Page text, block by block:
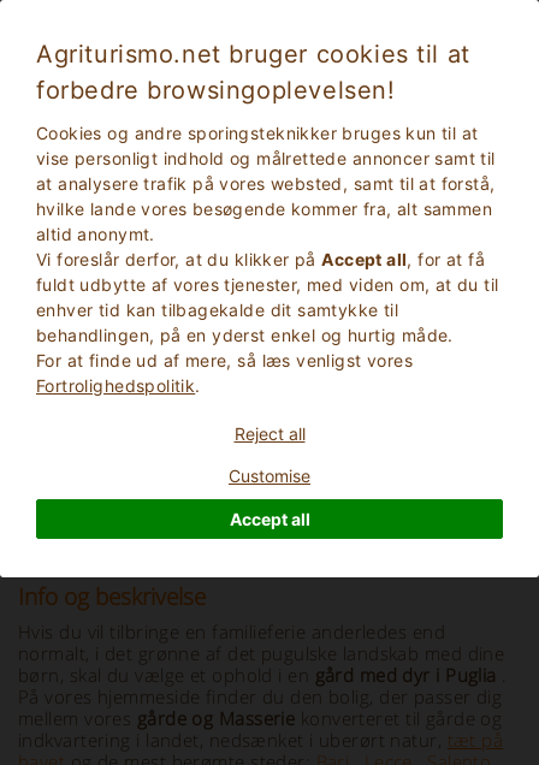
Agriturismo.net bruger cookies til at
forbedre browsingoplevelsen!
Cookies og andre sporingsteknikker bruges kun til at
vise personligt indhold og målrettede annoncer samt til
at analysere trafik på vores websted, samt til at forstå,
hvilke lande vores besøgende kommer fra, alt sammen
altid anonymt.
Vi foreslår derfor, at du klikker påAccept all, for at få
fuldt udbytte af vores tjenester, med viden om, at du til
enhver tid kan tilbagekalde dit samtykke til
behandlingen, på en yderst enkel og hurtig måde.
For at finde ud af mere, så læs venligst vores
Fortrolighedspolitik.
Reject all
Customise
Accept all
Ferie med børn: Gårde med dyr Puglia
2Voksne
Info og beskrivelse
Hvis du vil tilbringe en familieferie anderledes end
normalt, i det grønne af det pugulske landskab med dine
børn, skal du vælge et ophold i en gård med dyr i Puglia .
På vores hjemmeside finder du den bolig, der passer dig
mellem vores gårde og Masserie konverteret til gårde og
indkvartering i landet, nedsænket i uberørt natur, tæt på